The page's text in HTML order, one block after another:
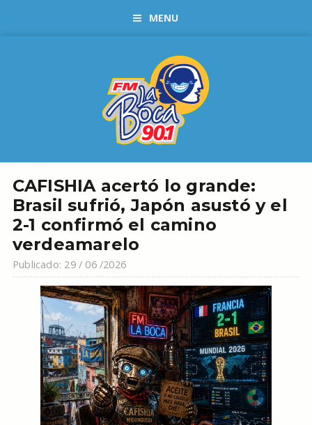
MENU
CAFISHIA acertó lo grande:
Brasil sufrió, Japón asustó y el
2-1 confirmó el camino
verdeamarelo
Publicado: 29 / 06 /2026